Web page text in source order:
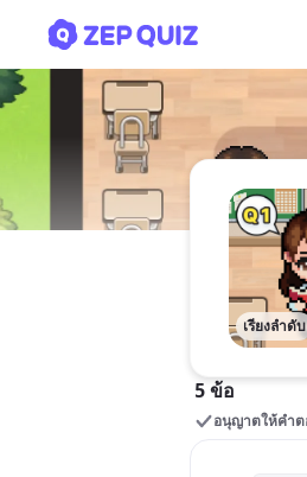
เรียงลำดับ
5 ข้อ
อนุญาตให้คำ